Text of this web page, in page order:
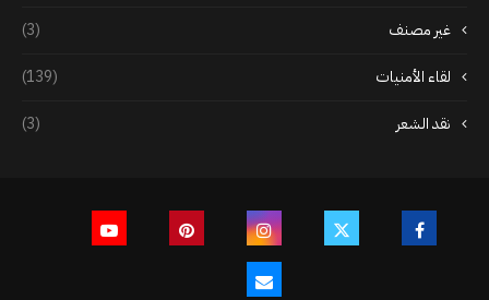
غير مصنف (3)
لقاء الأمنيات (139)
نقد الشعر (3)